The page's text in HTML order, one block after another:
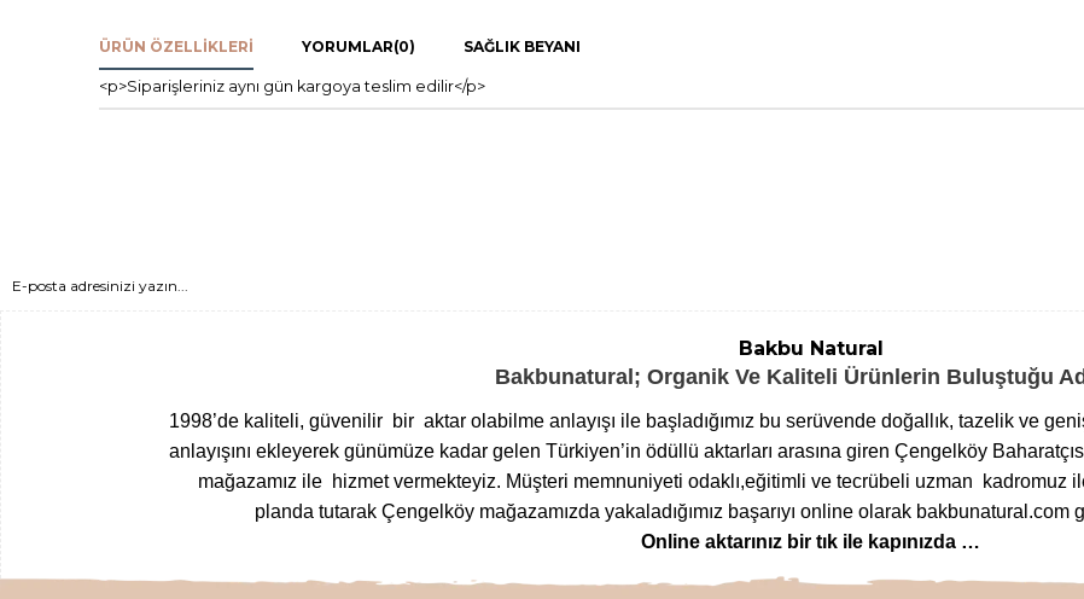
ÜRÜN ÖZELLIKLERI YORUMLAR(0) SAĞLIK BEYANI
<p>Siparişleriniz aynı gün kargoya teslim edilir</p>
Bakbu Natural
Bakbunatural; Organik Ve Kaliteli Ürünlerin Buluştuğu
1998’de kaliteli, güvenilir bir aktar olabilme anlayışı ile başladığımız bu serüvende doğallık, tazelik ve
anlayışını ekleyerek günümüze kadar gelen Türkiyen’in ödüllü aktarları arasına giren Çengelköy
mağazamız ile hizmet vermekteyiz. Müşteri memnuniyeti odaklı,eğitimli ve tecrübeli uzman kadromuz
planda tutarak Çengelköy mağazamızda yakaladığımız başarıyı online olarak
Online aktarınız bir tık ile kapınızda …
Yöresel gıdalardan, zamanında toplananbitkilere,arı ürünlerinden,baharat çeşitlerine,glutensiz